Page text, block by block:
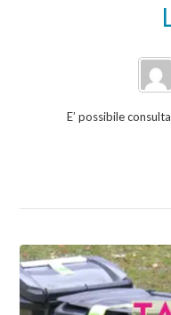
E’ possibile